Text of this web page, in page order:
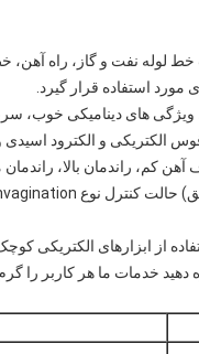
لوله نفت و گاز، راه آهن،
مورد استفاده قرار گیرد.
الکتریکی و الکترود
راندمان بالا، راندمان می تواند
از ابزارهای الکتریکی
خدمات ما هر کاربر را